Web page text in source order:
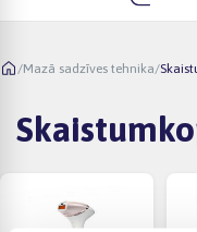
/Mazā sadzīves tehnika/